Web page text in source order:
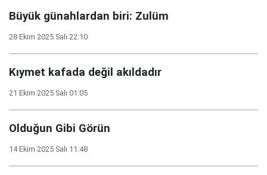
Büyük günahlardan biri: Zulüm
28 Ekim 2025 Salı 22:10
Kıymet kafada değil akıldadır
21 Ekim 2025 Salı 01:05
Olduğun Gibi Görün
14 Ekim 2025 Salı 11:48